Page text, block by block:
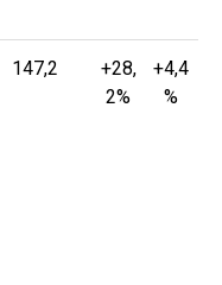
147,2
+28,
2%
+4,4
%